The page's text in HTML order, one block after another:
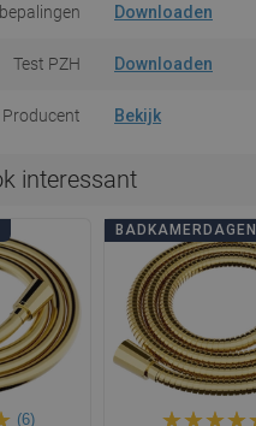
Downloaden
Test PZH Downloaden
Producent Bekijk
interessant
(6)
BADKAMERDAGEN